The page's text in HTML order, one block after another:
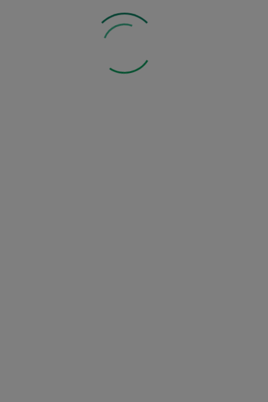
produktu na zasadach i w zakresie określonym w
Regulaminie i Polityce Prywatności
Powiadom mnie o dostępności produktu